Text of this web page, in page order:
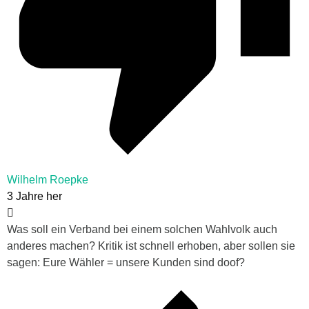
Wilhelm Roepke
3 Jahre her
Was soll ein Verband bei einem solchen Wahlvolk auch
anderes machen? Kritik ist schnell erhoben, aber sollen sie
sagen: Eure Wähler = unsere Kunden sind doof?